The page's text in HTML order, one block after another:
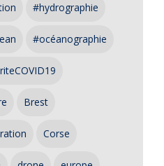
#hydrographie
#océanographie
Brest
Corse